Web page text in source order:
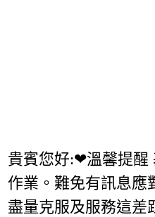
貴賓您好:❤溫馨提醒
作業。難免有訊息應
盡量克服及服務這差